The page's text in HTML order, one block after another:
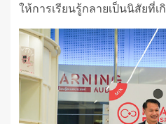
ให้การเรียนรู้กลายเป็นนิสัยที่